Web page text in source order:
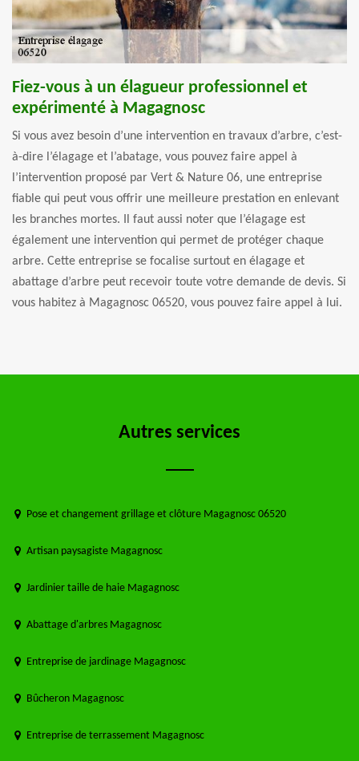
Fiez-vous à un élagueur professionnel et
expérimenté à Magagnosc
Si vous avez besoin d’une intervention en travaux d’arbre, c’est-
à-dire l’élagage et l’abatage, vous pouvez faire appel à
l’intervention proposé par Vert & Nature 06, une entreprise
fiable qui peut vous offrir une meilleure prestation en enlevant
les branches mortes. Il faut aussi noter que l’élagage est
également une intervention qui permet de protéger chaque
arbre. Cette entreprise se focalise surtout en élagage et
abattage d’arbre peut recevoir toute votre demande de devis. Si
vous habitez à Magagnosc 06520, vous pouvez faire appel à lui.
Autres services
Pose et changement grillage et clôture Magagnosc 06520
Artisan paysagiste Magagnosc
Jardinier taille de haie Magagnosc
Abattage d'arbres Magagnosc
Entreprise de jardinage Magagnosc
Bûcheron Magagnosc
Entreprise de terrassement Magagnosc